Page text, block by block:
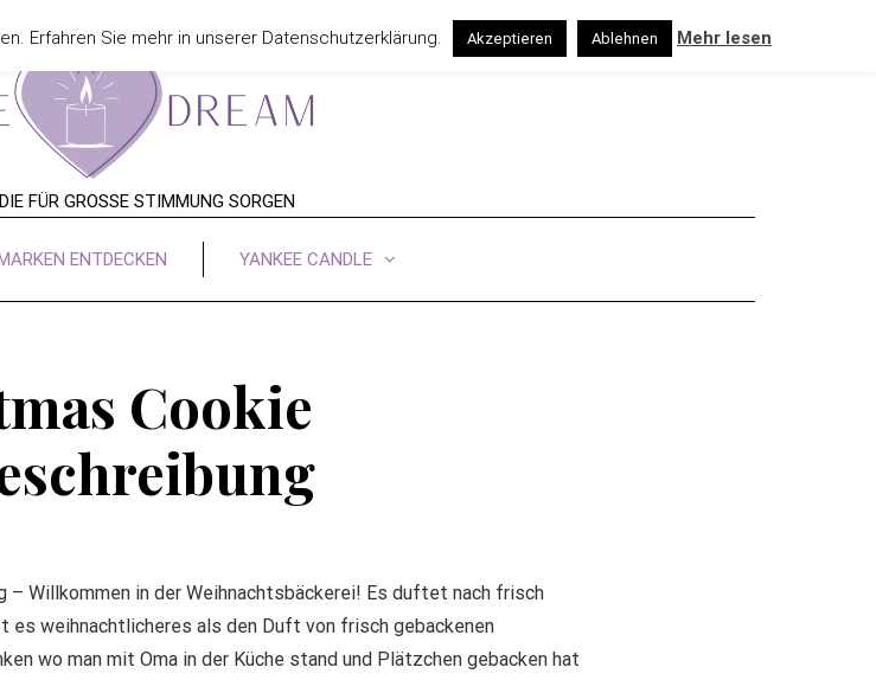
Folge uns
FÜR GROSSE STIMMUNG SORGEN
ENTDECKEN YANKEE CANDLE
Cookie
– Willkommen in der Weihnachtsbäckerei! Es duftet nach frisch
es weihnachtlicheres als den Duft von frisch gebackenen
wo man mit Oma in der Küche stand und Plätzchen gebacken hat
Erfahren Sie mehr in unserer Datenschutzerklärung. Akzeptieren Ablehnen Mehr lesen